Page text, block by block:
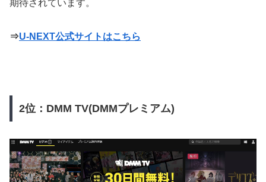
期待されています。
⇒U-NEXT公式サイトはこちら
2位：DMM TV(DMMプレミアム)